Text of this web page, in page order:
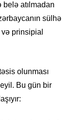
atılmadan
sülhə
prinsipial
olunması
Bu gün bir